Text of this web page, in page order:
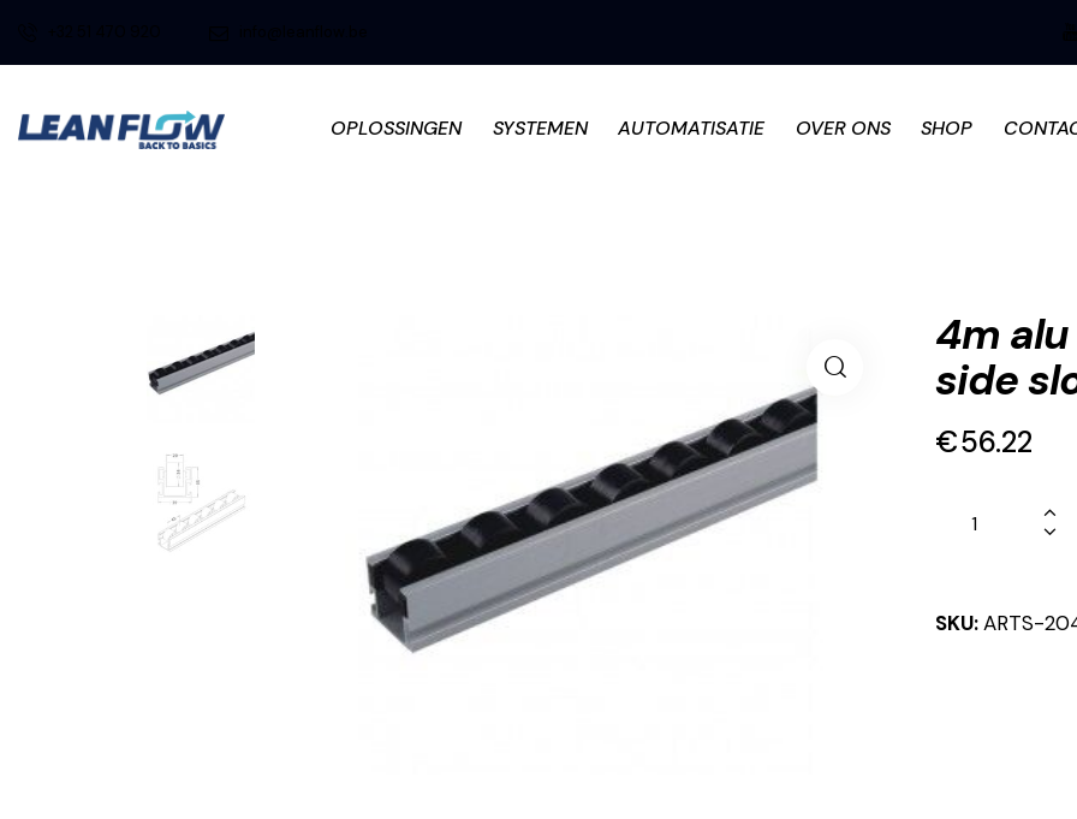
OPLOSSINGEN SYSTEMEN AUTOMATISATIE OVER ONS SHOP
4m
side
€56.22
SKU:ARTS-